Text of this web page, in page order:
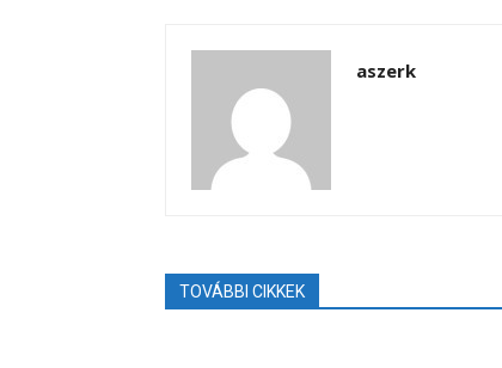
aszerk
TOVÁBBI CIKKEK